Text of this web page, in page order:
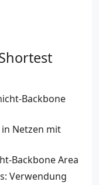
Backbone
Netzen mit
Backbone Area
Verwendung